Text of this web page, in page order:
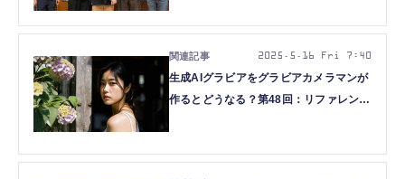
生成AIグラビアをグラビアカメラマンが
作るとどうなる？第48回：リファレンス
2025.5.16 Fri 7:40